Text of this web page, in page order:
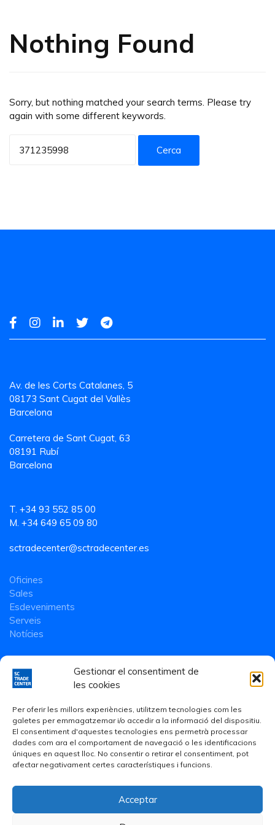
Gestionar el consentiment de
les cookies
Per oferir les millors experiències, utilitzem tecnologies com les
galetes per emmagatzemar i/o accedir a la informació del dispositiu.
El consentiment d'aquestes tecnologies ens permetrà processar
dades com ara el comportament de navegació o les identificacions
úniques en aquest lloc. No consentir o retirar el consentiment, pot
afectar negativament certes característiques i funcions.
Acceptar
Nothing Found
Sorry, but nothing matched your search terms. Please try
again with some different keywords.
Av. de les Corts Catalanes, 5
08173 Sant Cugat del Vallès
Barcelona
Carretera de Sant Cugat, 63
08191 Rubí
Barcelona
T. +34 93 552 85 00
M. +34 649 65 09 80
sctradecenter@sctradecenter.es
Oficines
Sales
Esdeveniments
Serveis
Notícies
Avís Legal·Política de Privacitat·Política de cookies